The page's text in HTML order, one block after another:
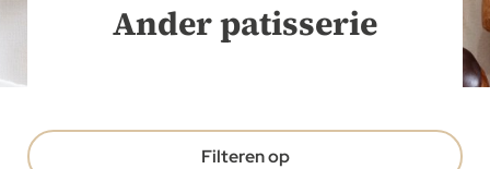
Ander patisserie
Filteren op